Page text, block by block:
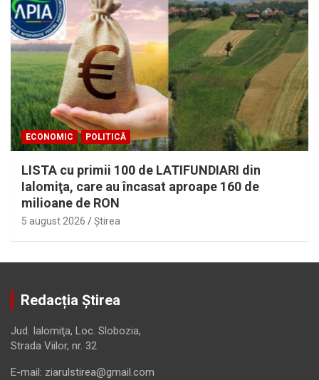
ECONOMIC POLITICĂ
LISTA cu primii 100 de LATIFUNDIARI din
Ialomiţa, care au încasat aproape 160 de
milioane de RON
5 august 2026 Ştirea
Redacția Știrea
Jud. Ialomiţa, Loc. Slobozia,
Strada Viilor, nr. 32
E-mail: ziarulstirea@gmail.com